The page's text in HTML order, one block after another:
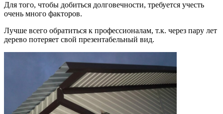
Для того, чтобы добиться долговечности, требуется учесть
очень много факторов.
Лучше всего обратиться к профессионалам, т.к. через пару лет
дерево потеряет свой презентабельный вид.